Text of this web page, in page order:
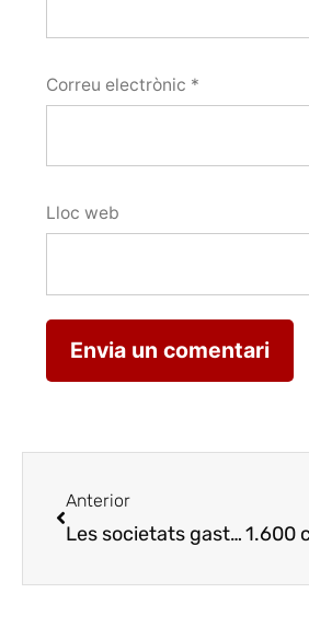
Correu electrònic *
Lloc web
Anterior
Les societats gastronòmiques cuinen per la Fundació Arrels